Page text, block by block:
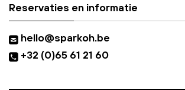
Reservaties en informatie
hello@sparkoh.be
+32 (0)65 61 21 60